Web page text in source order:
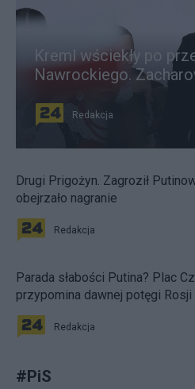
Kreml wściekły po
Nawrockiego.
Redakcja
Drugi Prigożyn. Zagroził
obejrzało nagranie
Redakcja
Parada słabości Putina? Plac
przypomina dawnej potęgi Rosji
Redakcja
#PiS